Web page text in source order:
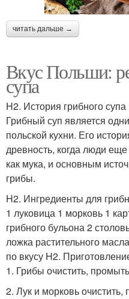
читать дальше →
Вкус Польши:
супа
H2. История грибного супа
Грибный суп является
польской кухни. Его
древность, когда люди
как мука, и основным
грибы.
H2. Ингредиенты для
1 луковица 1 морковь 1
грибного бульона 2
ложка растительного
по вкусу H2.
1. Грибы очистить,
2. Лук и морковь